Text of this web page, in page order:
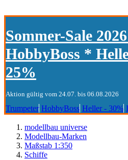
Sommer-Sale
HobbyBoss *
25%
Aktion gültig vom 24.07. bis 06.08.2026
Trumpeter HobbyBoss Heller - 30%
modellbau universe
Modellbau-Marken
Maßstab 1:350
Schiffe